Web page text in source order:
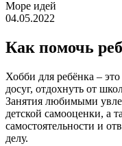
Море идей
04.05.2022
Как помочь
Хобби для ребёнка –
досуг, отдохнуть от
Занятия любимыми
детской самооценки, а
самостоятельности и
делу.